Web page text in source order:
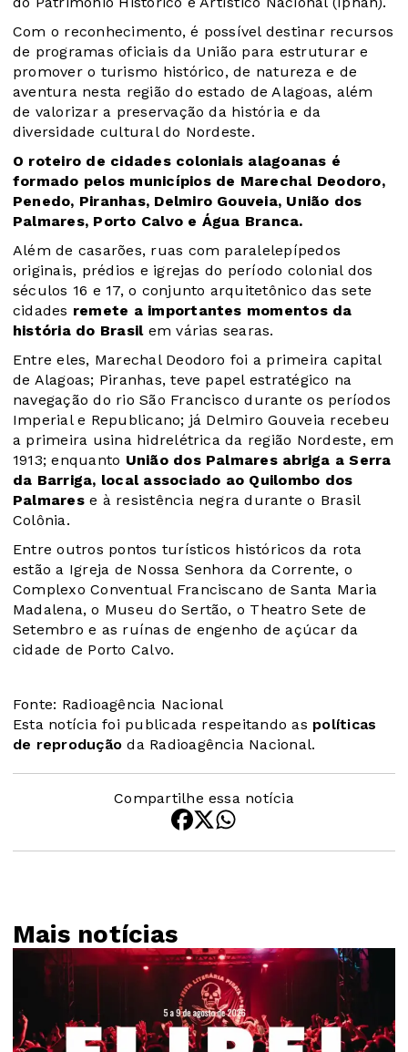
Com o reconhecimento, é possível destinar recursos
de programas oficiais da União para estruturar e
promover o turismo histórico, de natureza e de
aventura nesta região do estado de Alagoas, além
de valorizar a preservação da história e da
diversidade cultural do Nordeste.
O roteiro de cidades coloniais alagoanas é
formado pelos municípios de Marechal Deodoro,
Penedo, Piranhas, Delmiro Gouveia, União dos
Palmares, Porto Calvo e Água Branca.
Além de casarões, ruas com paralelepípedos
originais, prédios e igrejas do período colonial dos
séculos 16 e 17, o conjunto arquitetônico das sete
cidades remete a importantes momentos da
história do Brasilem várias searas.
Entre eles, Marechal Deodoro foi a primeira capital
de Alagoas; Piranhas, teve papel estratégico na
navegação do rio São Francisco durante os períodos
Imperial e Republicano; já Delmiro Gouveia recebeu
a primeira usina hidrelétrica da região Nordeste, em
1913; enquanto União dos Palmares abriga a Serra
da Barriga, local associado ao Quilombo dos
Palmarese à resistência negra durante o Brasil
Colônia.
Entre outros pontos turísticos históricos da rota
estão a Igreja de Nossa Senhora da Corrente, o
Complexo Conventual Franciscano de Santa Maria
Madalena, o Museu do Sertão, o Theatro Sete de
Setembro e as ruínas de engenho de açúcar da
cidade de Porto Calvo.
Fonte: Radioagência Nacional
Esta notícia foi publicada respeitando as políticas
de reprodução da Radioagência Nacional.
Compartilhe essa notícia
Mais notícias